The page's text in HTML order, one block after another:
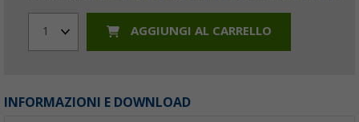
1 AGGIUNGI AL CARRELLO
INFORMAZIONI E DOWNLOAD